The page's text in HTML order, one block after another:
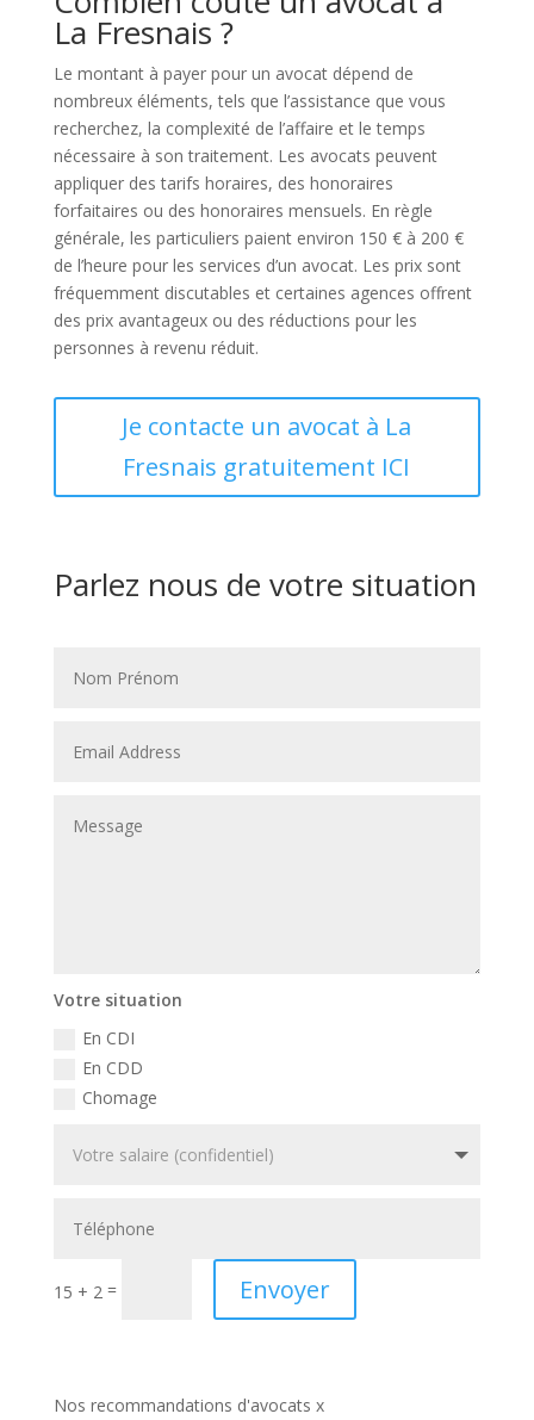
La Fresnais ?
Le montant à payer pour un avocat dépend de
nombreux éléments, tels que l’assistance que vous
recherchez, la complexité de l’affaire et le temps
nécessaire à son traitement. Les avocats peuvent
appliquer des tarifs horaires, des honoraires
forfaitaires ou des honoraires mensuels. En règle
générale, les particuliers paient environ 150 € à 200 €
de l’heure pour les services d’un avocat. Les prix sont
fréquemment discutables et certaines agences offrent
des prix avantageux ou des réductions pour les
personnes à revenu réduit.
Je contacte un avocat à La
Fresnais gratuitement ICI
Parlez nous de votre situation
Votre situation
En CDI
En CDD
Chomage
15 + 2 = Envoyer
Nos recommandations d'avocats x